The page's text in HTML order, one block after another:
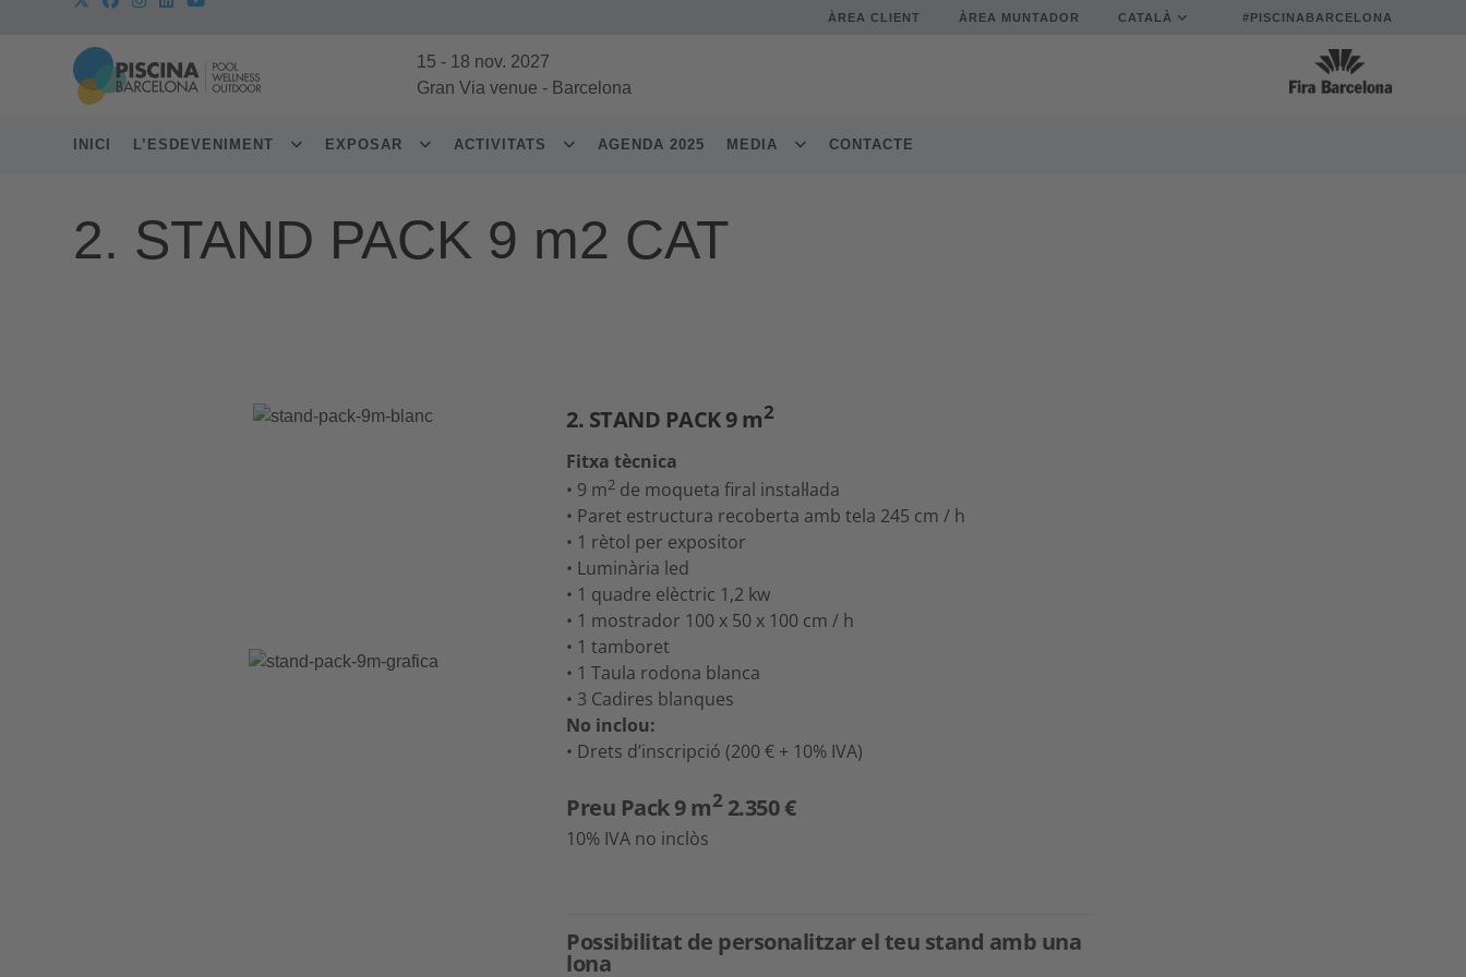
ÀREA CLIENT ÀREA MUNTADOR CATALÀ #PISCINABARCELONA
15 - 18 nov. 2027
Gran Via venue - Barcelona
INICI L’ESDEVENIMENT EXPOSAR ACTIVITATS AGENDA 2025 MEDIA CONTACTE
2. STAND PACK 9 m2 CAT
2. STAND PACK 9 m2
Fitxa tècnica
• 9 m2 de moqueta firal instal·lada
• Paret estructura recoberta amb tela 245 cm / h
• 1 rètol per expositor
• Luminària led
• 1 quadre elèctric 1,2 kw
• 1 mostrador 100 x 50 x 100 cm / h
• 1 tamboret
• 1 Taula rodona blanca
• 3 Cadires blanques
No inclou:
• Drets d’inscripció (200 € + 10% IVA)
Preu Pack 9 m2 2.350 €
10% IVA no inclòs
Possibilitat de personalitzar el teu stand amb una
lona